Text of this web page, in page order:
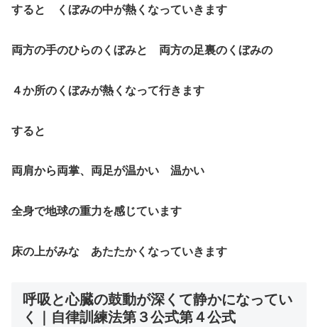
すると くぼみの中が熱くなっていきます
両方の手のひらのくぼみと 両方の足裏のくぼみの
４か所のくぼみが熱くなって行きます
すると
両肩から両掌、両足が温かい 温かい
全身で地球の重力を感じています
床の上がみな あたたかくなっていきます
呼吸と心臓の鼓動が深くて静かになってい
く｜自律訓練法第３公式第４公式